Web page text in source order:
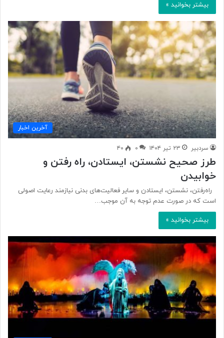
بیشتر بخوانید »
آخرین اخبار
سردبیر ۲۳ تیر ۱۴۰۴ ۰ ۴۰
طرز صحیح نشستن، ایستادن، راه رفتن و
خوابیدن
راه‌رفتن، نشستن، ایستادن و سایر فعالیت‌های بدنی نیازمند رعایت اصولی
است که در صورت عدم توجه به آن موجب…
بیشتر بخوانید »